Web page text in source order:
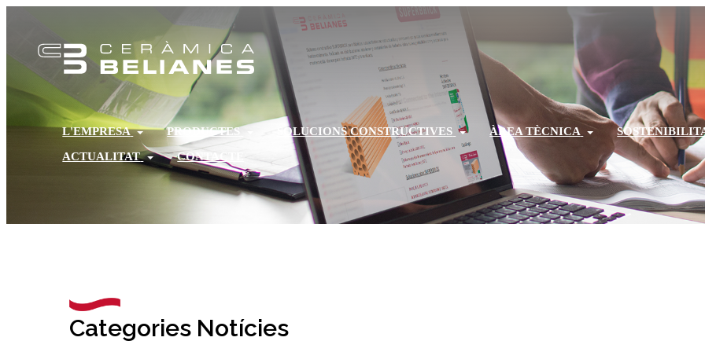
L'EMPRESA PRODUCTES SOLUCIONS CONSTRUCTIVES ÀREA TÈCNICA
ACTUALITAT
CONTACTE
Categories Notícies